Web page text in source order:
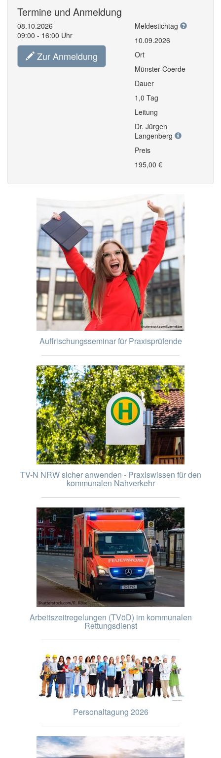
Termine und Anmeldung
08.10.2026
09:00 - 16:00 Uhr
Zur Anmeldung
Meldestichtag
10.09.2026
Ort
Münster-Coerde
Dauer
1,0 Tag
Leitung
Dr. Jürgen
Langenberg
Preis
195,00 €
Auffrischungsseminar für Praxisprüfende
TV-N NRW sicher anwenden - Praxiswissen für den
kommunalen Nahverkehr
Arbeitszeitregelungen (TVöD) im kommunalen
Rettungsdienst
Personaltagung 2026